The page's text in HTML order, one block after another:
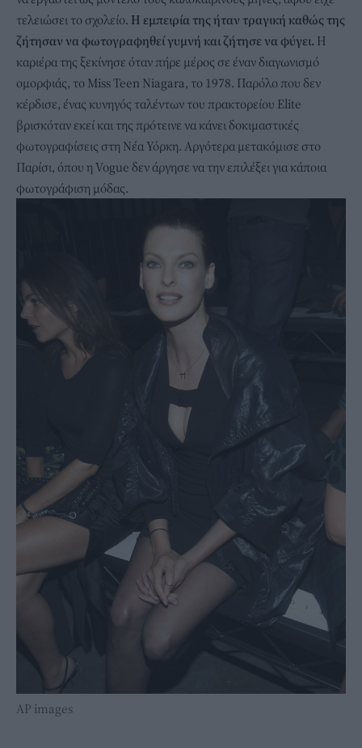
τελειώσει το σχολείο. Η εμπειρία της ήταν τραγική καθώς της
ζήτησαν να φωτογραφηθεί γυμνή και ζήτησε να φύγει. Η
καριέρα της ξεκίνησε όταν πήρε μέρος σε έναν διαγωνισμό
ομορφιάς, το Miss Teen Niagara, το 1978. Παρόλο που δεν
κέρδισε, ένας κυνηγός ταλέντων του πρακτορείου Elite
βρισκόταν εκεί και της πρότεινε να κάνει δοκιμαστικές
φωτογραφίσεις στη Νέα Υόρκη. Αργότερα μετακόμισε στο
Παρίσι, όπου η Vogue δεν άργησε να την επιλέξει για κάποια
φωτογράφιση μόδας.
ΑP images